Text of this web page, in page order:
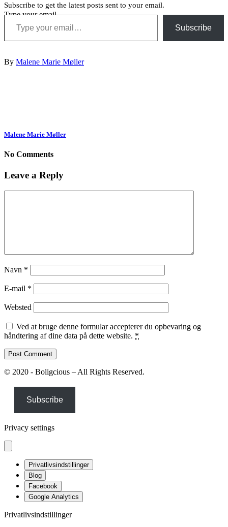
Subscribe to get the latest posts sent to your email.
Type your email…
Subscribe
By Malene Marie Møller
Malene Marie Møller
No Comments
Leave a Reply
Navn *
E-mail *
Websted
Ved at bruge denne formular accepterer du opbevaring og
håndtering af dine data på dette website. *
© 2020 - Boligcious – All Rights Reserved.
Subscribe
Privacy settings
Privatlivsindstillinger
Blog
Facebook
Google Analytics
Privatlivsindstillinger